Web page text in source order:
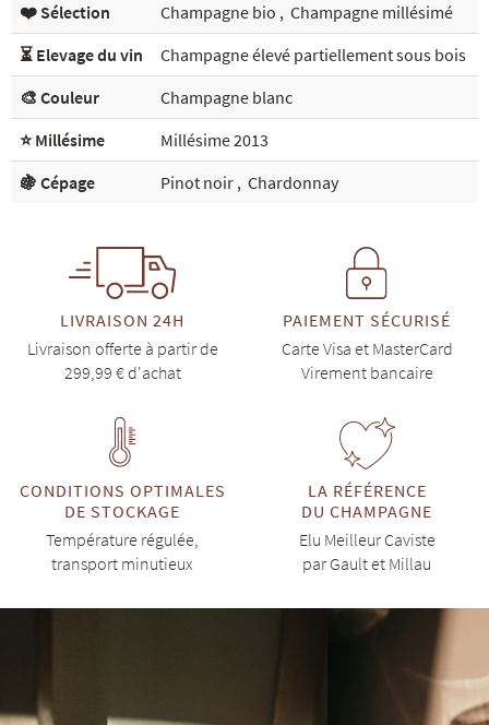
❤️ Sélection
Champagne bio , Champagne millésimé
⏳ Elevage du vin
Champagne élevé partiellement sous bois
🎨 Couleur
Champagne blanc
⭐ Millésime
Millésime 2013
🍇 Cépage
Pinot noir , Chardonnay
LIVRAISON 24H
Livraison offerte à partir de
299,99 € d'achat
PAIEMENT SÉCURISÉ
Carte Visa et MasterCard
Virement bancaire
CONDITIONS OPTIMALES
DE STOCKAGE
Température régulée,
transport minutieux
LA RÉFÉRENCE
DU CHAMPAGNE
Elu Meilleur Caviste
par Gault et Millau